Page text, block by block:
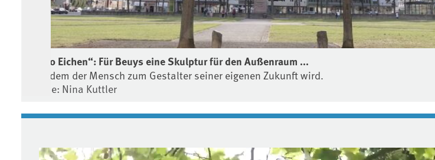
„7000 Eichen“: Für Beuys eine Skulptur für den Außenraum ...
... in dem der Mensch zum Gestalter seiner eigenen Zukunft wird.
Quelle: Nina Kuttler